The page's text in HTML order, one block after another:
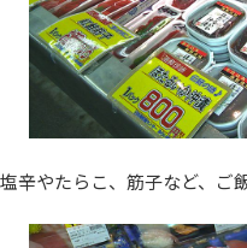
塩辛やたらこ、筋子など、ご